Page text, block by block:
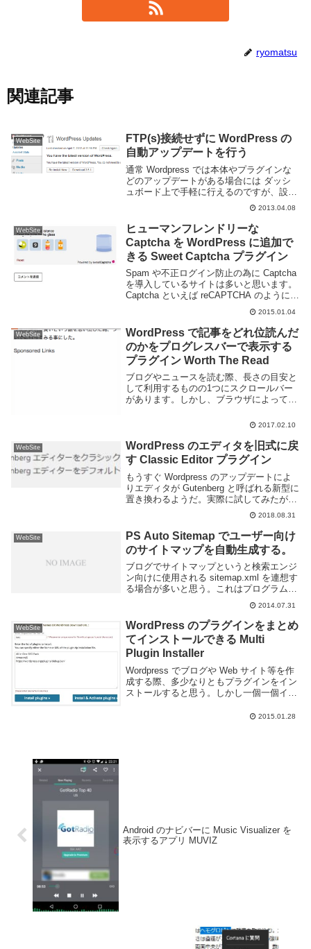
ryomatsu
関連記事
WebSite
FTP(s)接続せずに WordPress の
自動アップデートを行う
通常 Wordpress では本体やプラグインな
どのアップデートがある場合には ダッシ
ュボード上で手軽に行えるのですが、設定
などによりそれができない時があります。
自動アップデートでは、サーバ上で直接行
う方法、ftpなどの通信を利用した方法が...
2013.04.08
WebSite
ヒューマンフレンドリーな
Captcha を WordPress に追加で
きる Sweet Captcha プラグイン
Spam や不正ログイン防止の為に Captcha
を導入しているサイトは多いと思います。
Captcha といえば reCAPTCHA のように読
みにくい文字を入力するものが多いと思い
ますが良くなんて読むのかわからないもの
も出てきて結構困り...
2015.01.04
WebSite
WordPress で記事をどれ位読んだ
のかをプログレスバーで表示する
プラグイン Worth The Read
ブログやニュースを読む際、長さの目安と
して利用するものの1つにスクロールバー
があります。しかし、ブラウザによっては
事本文以外の要素が多すぎてページ全体が
あまり役に立...
2017.02.10
WebSite
WordPress のエディタを旧式に戻
す Classic Editor プラグイン
もうすぐ Wordpress のアップデートによ
りエディタが Gutenberg と呼ばれる新型に
置き換わるようだ。実際に試してみたが見
た目は今風でカッコ良いものの、今までの
投稿方法が一切使えずとても使いにくい。
Wordpress では今後...
2018.08.31
WebSite
PS Auto Sitemap でユーザー向け
のサイトマップを自動生成する。
ブログでサイトマップというと検索エンジ
ン向けに使用される sitemap.xml を連想す
る場合が多いと思う。これはプログラムで
使用される事が前提となっていて、人にと
っては使いにくい。PS Auto Sitemap とい
うプラグインを使用す...
2014.07.31
WebSite
WordPress のプラグインをまとめ
てインストールできる Multi
Plugin Installer
Wordpress でブログや Web サイト等を作
成する際、多少なりともプラグインをイン
ストールすると思う。しかし一個一個イン
にインストールするものが決まっていれば
2015.01.28
Android のナビバーに Music Visualizer を
表示するアプリ MUVIZ